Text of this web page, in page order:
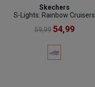
Skechers
S-Lights: Rainbow Cruisers
59,99 54,99